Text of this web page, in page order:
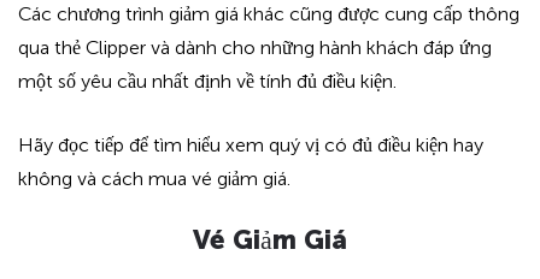
Các chương trình giảm giá khác cũng được cung cấp thông
qua thẻ Clipper và dành cho những hành khách đáp ứng
một số yêu cầu nhất định về tính đủ điều kiện.
Hãy đọc tiếp để tìm hiểu xem quý vị có đủ điều kiện hay
không và cách mua vé giảm giá.
Vé Giảm Giá